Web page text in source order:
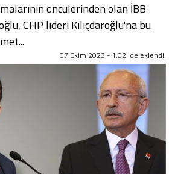
öncülerinden olan İBB
CHP lideri Kılıçdaroğlu'na bu
07 Ekim 2023 - 1:02 'de eklendi.